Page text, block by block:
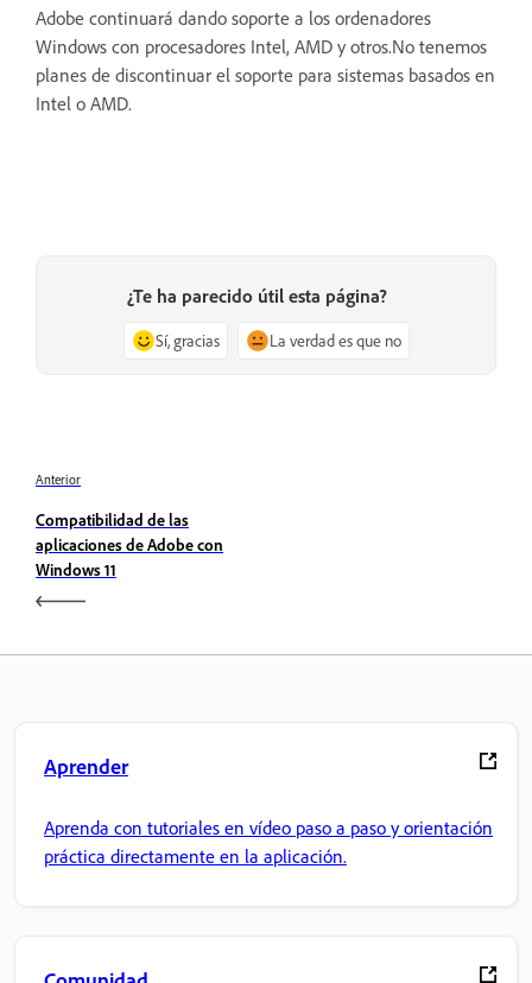
Adobe continuará dando soporte a los ordenadores
Windows con procesadores Intel, AMD y otros.No tenemos
planes de discontinuar el soporte para sistemas basados en
Intel o AMD.
¿Te ha parecido útil esta página?
Sí, gracias La verdad es que no
Anterior
Compatibilidad de las
aplicaciones de Adobe con
Windows 11
Aprender
Aprenda con tutoriales en vídeo paso a paso y orientación
práctica directamente en la aplicación.